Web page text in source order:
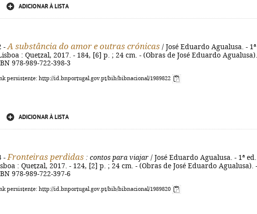
ADICIONAR À LISTA
- A substância do amor e outras crónicas / José Eduardo Agualusa. - 1ª
: Quetzal, 2017. - 184, [6] p. ; 24 cm. - (Obras de José Eduardo
978-989-722-398-3
persistente: http://id.bnportugal.gov.pt/bib/bibnacional/1989822
ADICIONAR À LISTA
- Fronteiras perdidas : contos para viajar / José Eduardo Agualusa. - 1ª
: Quetzal, 2017. - 124, [2] p. ; 24 cm. - (Obras de José Eduardo Agualusa). -
978-989-722-397-6
persistente: http://id.bnportugal.gov.pt/bib/bibnacional/1989820